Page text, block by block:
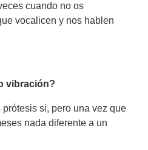
cuando no os
vocalicen y nos hablen
vibración?
si, pero una vez que
nada diferente a un